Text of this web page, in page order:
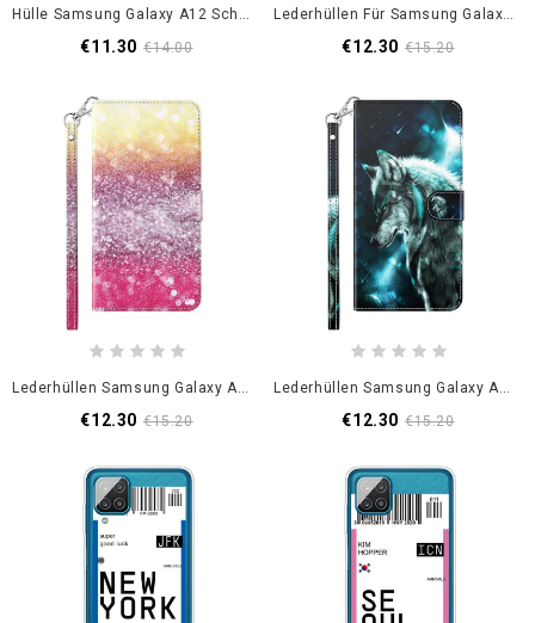
Hülle Samsung Galaxy A12 Schwarzolorous Geometry Marmor
€11.30 €14.00
Lederhüllen Für Samsung Galaxy A12 Gemusterte Blumen
€12.30 €15.20
Lederhüllen Samsung Galaxy A12 Gradient Magenta Glitter
€12.30 €15.20
Lederhüllen Samsung Galaxy A12 Majestätischer Wolf
€12.30 €15.20